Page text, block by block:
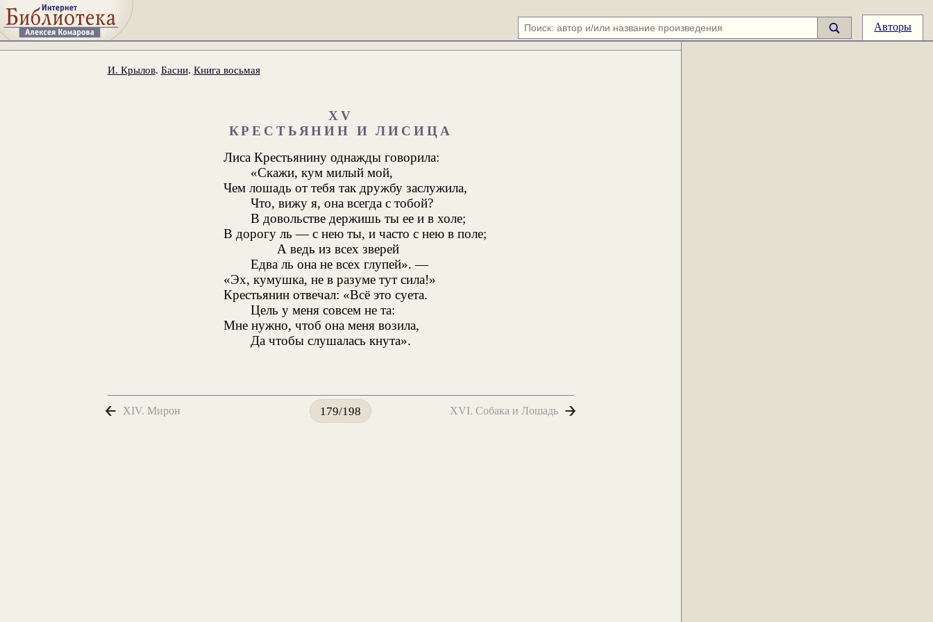
Авторы
И. Крылов. Басни. Книга восьмая
XV
КРЕСТЬЯНИН И ЛИСИЦА
Лиса Крестьянину однажды говорила:
«Скажи, кум милый мой,
Чем лошадь от тебя так дружбу заслужила,
Что, вижу я, она всегда с тобой?
В довольстве держишь ты ее и в холе;
В дорогу ль — с нею ты, и часто с нею в поле;
А ведь из всех зверей
Едва ль она не всех глупей». —
«Эх, кумушка, не в разуме тут сила!»
Крестьянин отвечал: «Всё это суета.
Цель у меня совсем не та:
Мне нужно, чтоб она меня возила,
Да чтобы слушалась кнута».
XIV. Мирон 179/198 XVI. Собака и Лошадь